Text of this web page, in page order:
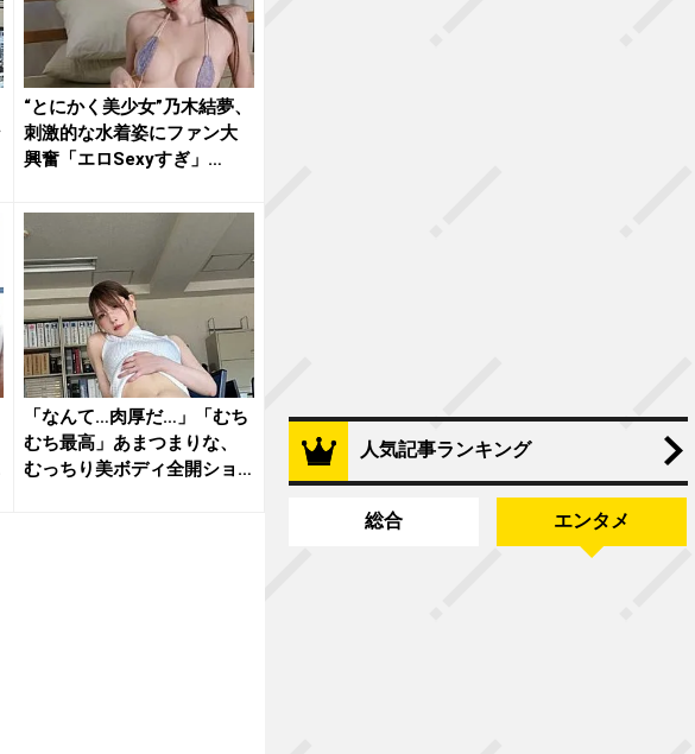
“とにかく美少女”乃木結夢、
刺激的な水着姿にファン大
興奮「エロSexyすぎ」
「なんて…肉厚だ…」「むち
むち最高」あまつまりな、
むっちり美ボディ全開ショ
人気記事ランキング
総合 エンタメ